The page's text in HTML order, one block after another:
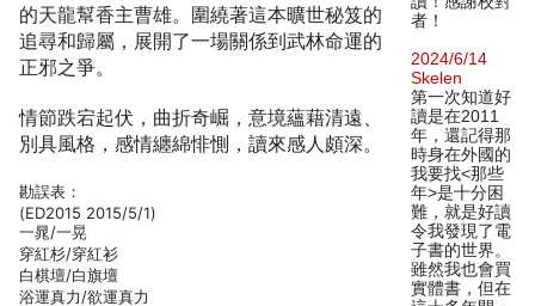
的天龍幫香主曹雄。圍繞著這本曠世秘笈的
追尋和歸屬，展開了一場關係到武林命運的
正邪之爭。
情節跌宕起伏，曲折奇崛，意境蘊藉清遠、
別具風格，感情纏綿悱惻，讀來感人頗深。
勘誤表：
(ED2015 2015/5/1)
一晁/一晃
穿紅杉/穿紅衫
白棋壇/白旗壇
浴運真力/欲運真力
者！
2024/6/14
Skelen
第一次知道好
讀是在2011
年，還記得那
時身在外國的
我要找<那些
年>是十分困
難，就是好讀
令我發現了電
子書的世界。
雖然我也會買
實體書，但在